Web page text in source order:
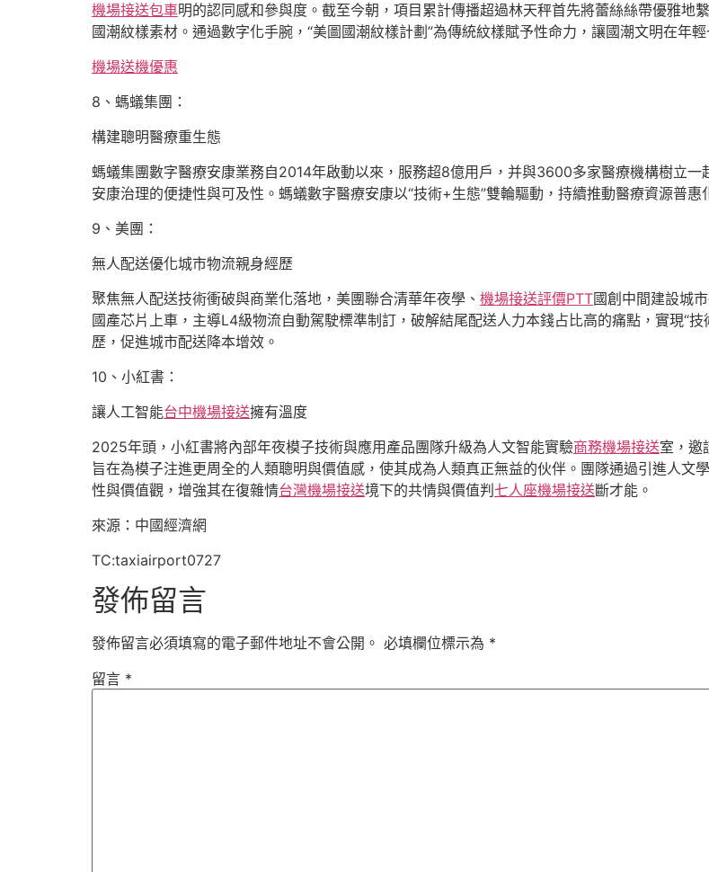
機場接送包車明的認同感和參與度。截至今朝，項目累計傳播超過林天秤首先將蕾絲絲帶優雅
國潮紋樣素材。通過數字化手腕，“美圖國潮紋樣計劃”為傳統紋樣賦予性命力，讓國潮文明在年
機場送機優惠
8、螞蟻集團：
構建聰明醫療重生態
螞蟻集團數字醫療安康業務自2014年啟動以來，服務超8億用戶，并與3600多家醫療機構樹立
安康治理的便捷性與可及性。螞蟻數字醫療安康以“技術+生態”雙輪驅動，持續推動醫療資源普
9、美團：
無人配送優化城市物流親身經歷
聚焦無人配送技術衝破與商業化落地，美團聯合清華年夜學、 機場接送評價PTT國創中間建設城
國產芯片上車，主導L4級物流自動駕駛標準制訂，破解結尾配送人力本錢占比高的痛點，實現“
歷，促進城市配送降本增效。
10、小紅書：
讓人工智能台中機場接送擁有溫度
2025年頭，小紅書將內部年夜模子技術與應用產品團隊升級為人文智能實驗商務機場接送室，邀
旨在為模子注進更周全的人類聰明與價值感，使其成為人類真正無益的伙伴。團隊通過引進人文
性與價值觀，增強其在復雜情台灣機場接送境下的共情與價值判七人座機場接送斷才能。
來源：中國經濟網
TC:taxiairport0727
發佈留言
發佈留言必須填寫的電子郵件地址不會公開。 必填欄位標示為 *
留言 *